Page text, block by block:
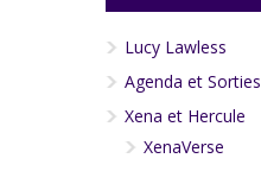
Lucy Lawless
Agenda et Sorties
Xena et Hercule
XenaVerse